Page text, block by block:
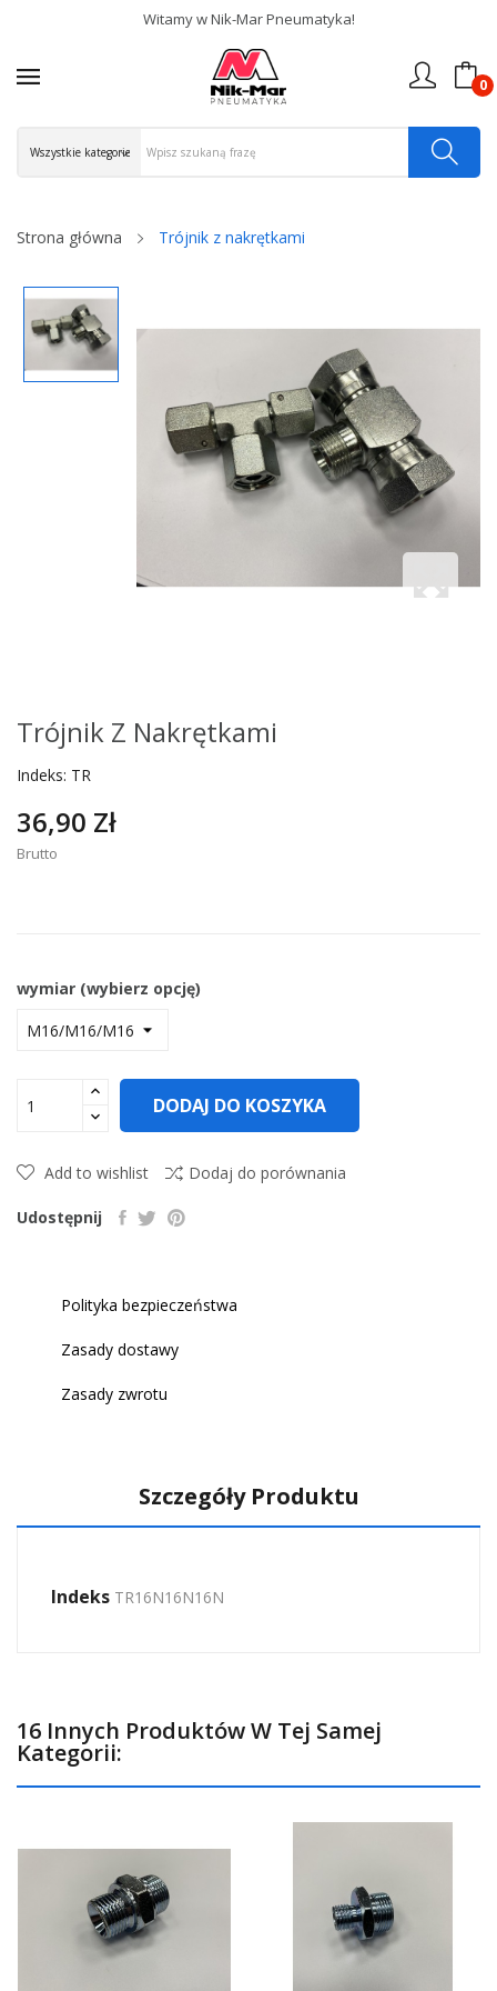
Witamy w Nik-Mar Pneumatyka!
0
Strona główna Trójnik z nakrętkami
Trójnik Z Nakrętkami
Indeks: TR
36,90 Zł
Brutto
wymiar (wybierz opcję)
DODAJ DO KOSZYKA
Add to wishlist Dodaj do porównania
Udostępnij
Polityka bezpieczeństwa
Zasady dostawy
Zasady zwrotu
Szczegóły Produktu
Indeks TR16N16N16N
16 Innych Produktów W Tej Samej
Kategorii: